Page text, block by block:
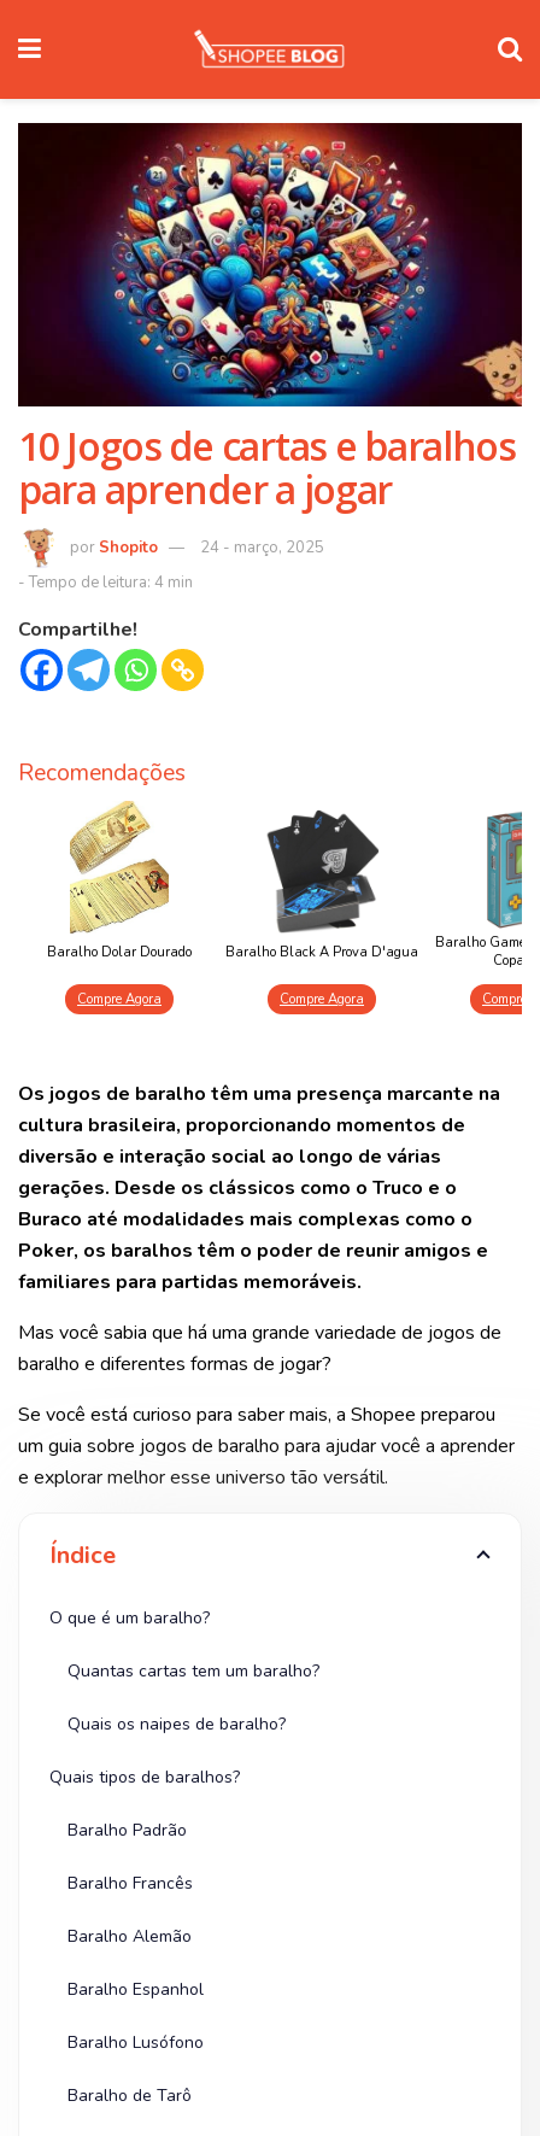
10 Jogos de cartas e baralhos
para aprender a jogar
Shopito 24 - março, 2025
Compartilhe!
Recomendações
Baralho Dolar Dourado
Compre Agora
Baralho Black A Prova D'agua
Compre Agora
Baralho Game
Copag
Compre
Os jogos de baralho têm uma presença marcante na
cultura brasileira, proporcionando momentos de
diversão e interação social ao longo de várias
gerações. Desde os clássicos como o Truco e o
Buraco até modalidades mais complexas como o
Poker, os baralhos têm o poder de reunir amigos e
familiares para partidas memoráveis.
Mas você sabia que há uma grande variedade de jogos de
baralho e diferentes formas de jogar?
Se você está curioso para saber mais, a Shopee preparou
um guia sobre jogos de baralho para ajudar você a aprender
e explorar melhor esse universo tão versátil.
Índice
O que é um baralho?
Quantas cartas tem um baralho?
Quais os naipes de baralho?
Quais tipos de baralhos?
Baralho Padrão
Baralho Francês
Baralho Alemão
Baralho Espanhol
Baralho Lusófono
Baralho de Tarô